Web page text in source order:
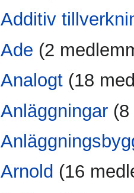
Additiv
Ade (2
Analogt (18
Anläggningar
Arnold
(16